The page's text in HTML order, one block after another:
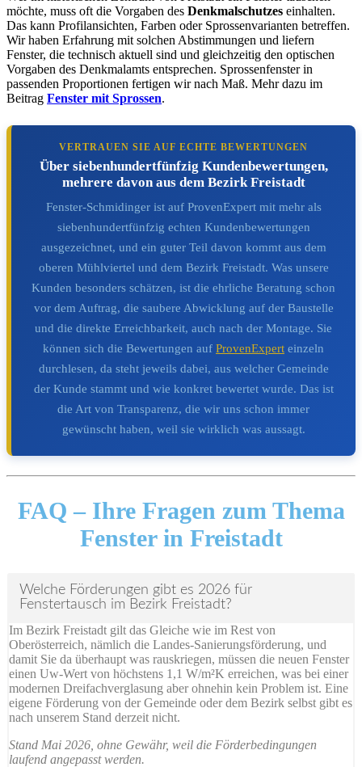
möchte, muss oft die Vorgaben des Denkmalschutzes einhalten.
Das kann Profilansichten, Farben oder Sprossenvarianten betreffen.
Wir haben Erfahrung mit solchen Abstimmungen und liefern
Fenster, die technisch aktuell sind und gleichzeitig den optischen
Vorgaben des Denkmalamts entsprechen. Sprossenfenster in
passenden Proportionen fertigen wir nach Maß. Mehr dazu im
Beitrag Fenster mit Sprossen.
VERTRAUEN SIE AUF ECHTE BEWERTUNGEN
Über siebenhundertfünfzig Kundenbewertungen,
mehrere davon aus dem Bezirk Freistadt
Fenster-Schmidinger ist auf ProvenExpert mit mehr als
siebenhundertfünfzig echten Kundenbewertungen
ausgezeichnet, und ein guter Teil davon kommt aus dem
oberen Mühlviertel und dem Bezirk Freistadt. Was unsere
Kunden besonders schätzen, ist die ehrliche Beratung schon
vor dem Auftrag, die saubere Abwicklung auf der Baustelle
und die direkte Erreichbarkeit, auch nach der Montage. Sie
können sich die Bewertungen auf ProvenExpert einzeln
durchlesen, da steht jeweils dabei, aus welcher Gemeinde
der Kunde stammt und wie konkret bewertet wurde. Das ist
die Art von Transparenz, die wir uns schon immer
gewünscht haben, weil sie wirklich was aussagt.
FAQ –Ihre Fragen zum Thema
Fenster in Freistadt
Welche Förderungen gibt es 2026 für
Fenstertausch im Bezirk Freistadt?
Im Bezirk Freistadt gilt das Gleiche wie im Rest von
Oberösterreich, nämlich die Landes-Sanierungsförderung, und
damit Sie da überhaupt was rauskriegen, müssen die neuen Fenster
einen Uw-Wert von höchstens 1,1 W/m²K erreichen, was bei einer
modernen Dreifachverglasung aber ohnehin kein Problem ist. Eine
eigene Förderung von der Gemeinde oder dem Bezirk selbst gibt es
nach unserem Stand derzeit nicht.
Stand Mai 2026, ohne Gewähr, weil die Förderbedingungen
laufend angepasst werden.